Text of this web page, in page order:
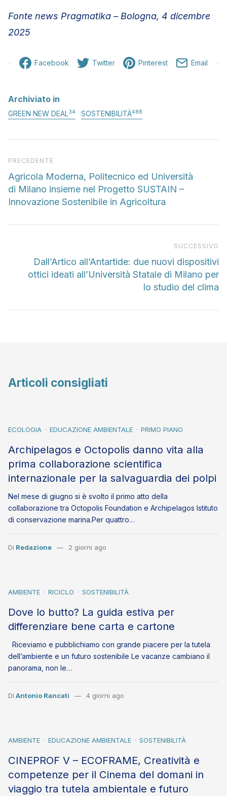
Fonte news Pragmatika – Bologna, 4 dicembre
2025
Facebook Twitter Pinterest Email
Archiviato in
GREEN NEW DEAL34 SOSTENIBILITÀ488
Articolo precedente
PRECEDENTE
Agricola Moderna, Politecnico ed Università
di Milano insieme nel Progetto SUSTAIN –
Innovazione Sostenibile in Agricoltura
SUCCESSIVO
Dall’Artico all’Antartide: due nuovi dispositivi
ottici ideati all’Università Statale di Milano per
lo studio del clima
Articoli consigliati
ECOLOGIA EDUCAZIONE AMBIENTALE PRIMO PIANO
Archipelagos e Octopolis danno vita alla
prima collaborazione scientifica
internazionale per la salvaguardia dei polpi
Nel mese di giugno si è svolto il primo atto della
collaborazione tra Octopolis Foundation e Archipelagos Istituto
di conservazione marina.Per quattro…
Di Redazione 2 giorni ago
AMBIENTE RICICLO SOSTENIBILITÀ
Dove lo butto? La guida estiva per
differenziare bene carta e cartone
Riceviamo e pubblichiamo con grande piacere per la tutela
dell’ambiente e un futuro sostenibile Le vacanze cambiano il
panorama, non le…
Di Antonio Rancati 4 giorni ago
AMBIENTE EDUCAZIONE AMBIENTALE SOSTENIBILITÀ
CINEPROF V – ECOFRAME, Creatività e
competenze per il Cinema del domani in
viaggio tra tutela ambientale e futuro